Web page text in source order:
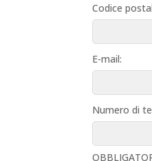
Codice
E-mail:
Numero di